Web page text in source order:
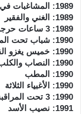
1989: المشاغبات في خطر
1989: الغني والفقير
1989: 3 ساعات حرجة
1990: شباب تحت المراقبة
1990: خميس يغزو القاهرة
1990: النصاب والكلب
1990: المطب
1990: الأغبياء الثلاثة
1990: 3 تحت المراقبة
1991: نصيب الأسد